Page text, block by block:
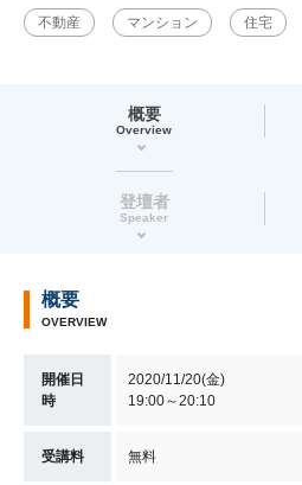
不動産 マンション 住宅
概要
Overview
登壇者
Speaker
概要
OVERVIEW
開催日
時
2020/11/20(金)
19:00～20:10
受講料 無料